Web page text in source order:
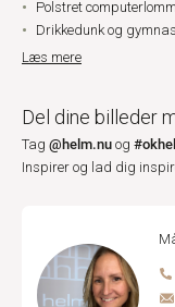
Polstret
Drikkedunk og
Læs mere
Del dine billeder
Tag @helm.nu og
Inspirer og lad dig